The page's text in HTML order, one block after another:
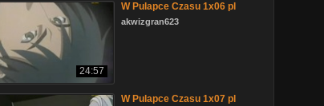
24:57
W Pulapce Czasu 1x06 pl
akwizgran623
W Pulapce Czasu 1x07 pl